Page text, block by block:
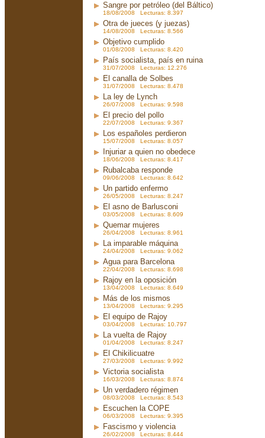
Sangre por petróleo (del Báltico)
18/08/2008 Lecturas: 8.397
Otra de jueces (y juezas)
14/08/2008 Lecturas: 8.566
Objetivo cumplido
01/08/2008 Lecturas: 8.420
País socialista, país en ruina
31/07/2008 Lecturas: 12.276
El canalla de Solbes
31/07/2008 Lecturas: 8.478
La ley de Lynch
26/07/2008 Lecturas: 9.598
El precio del pollo
22/07/2008 Lecturas: 9.367
Los españoles perdieron
15/07/2008 Lecturas: 8.057
Injuriar a quien no obedece
18/06/2008 Lecturas: 8.417
Rubalcaba responde
09/06/2008 Lecturas: 8.642
Un partido enfermo
26/05/2008 Lecturas: 8.247
El asno de Barlusconi
03/05/2008 Lecturas: 8.609
Quemar mujeres
26/04/2008 Lecturas: 8.961
La imparable máquina
24/04/2008 Lecturas: 9.062
Agua para Barcelona
22/04/2008 Lecturas: 8.698
Rajoy en la oposición
13/04/2008 Lecturas: 8.649
Más de los mismos
13/04/2008 Lecturas: 9.295
El equipo de Rajoy
03/04/2008 Lecturas: 10.797
La vuelta de Rajoy
01/04/2008 Lecturas: 8.247
El Chikilicuatre
27/03/2008 Lecturas: 9.992
Victoria socialista
16/03/2008 Lecturas: 8.874
Un verdadero régimen
08/03/2008 Lecturas: 8.543
Escuchen la COPE
06/03/2008 Lecturas: 9.395
Fascismo y violencia
26/02/2008 Lecturas: 8.444